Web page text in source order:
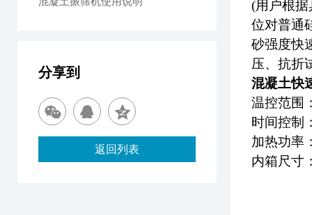
(用户根
位对普通
砂强度快
压、抗折
混凝土快
温控范围
时间控制
加热功率
内箱尺寸
分享到
返回列表